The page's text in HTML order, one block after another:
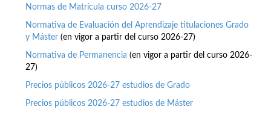
Normas de Matrícula curso 2026-27
Normativa de Evaluación del Aprendizaje titulaciones Grado
y Máster (en vigor a partir del curso 2026-27)
Normativa de Permanencia (en vigor a partir del curso 2026-
27)
Precios públicos 2026-27 estudios de Grado
Precios públicos 2026-27 estudios de Máster